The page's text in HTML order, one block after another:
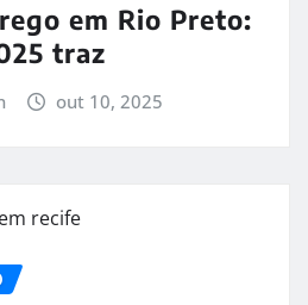
em Rio Preto:
traz
out 10, 2025